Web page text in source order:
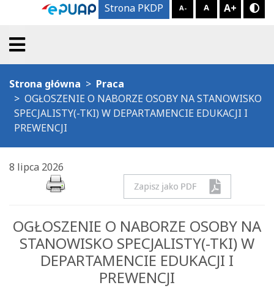
Strona PKDP A- A A+
Strona główna
Praca
OGŁOSZENIE O NABORZE OSOBY NA STANOWISKO
SPECJALISTY(-TKI) W DEPARTAMENCIE EDUKACJI I
PREWENCJI
8 lipca 2026
OGŁOSZENIE O NABORZE OSOBY NA
STANOWISKO SPECJALISTY(-TKI) W
DEPARTAMENCIE EDUKACJI I
PREWENCJI